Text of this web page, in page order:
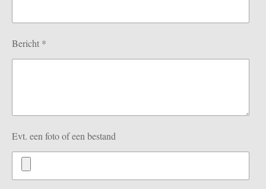
Bericht *
Evt. een foto of een bestand